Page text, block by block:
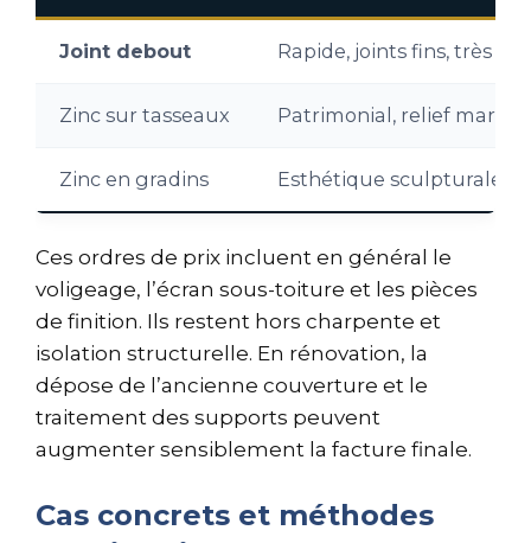
Joint debout Rapide, joints fins, très
Zinc sur tasseaux Patrimonial, relief
Zinc en gradins Esthétique sculpturale,
Ces ordres de prix incluent en général le
voligeage, l’écran sous-toiture et les pièces
de finition. Ils restent hors charpente et
isolation structurelle. En rénovation, la
dépose de l’ancienne couverture et le
traitement des supports peuvent
augmenter sensiblement la facture finale.
Cas concrets et méthodes